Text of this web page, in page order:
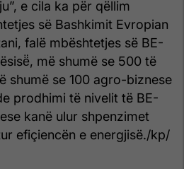
e cila ka për qëllim
së Bashkimit Evropian
falë mbështetjes së BE-
më shumë se 500 të
shumë se 100 agro-biznese
prodhimi të nivelit të BE-
kanë ulur shpenzimet
efiçiencën e energjisë./kp/